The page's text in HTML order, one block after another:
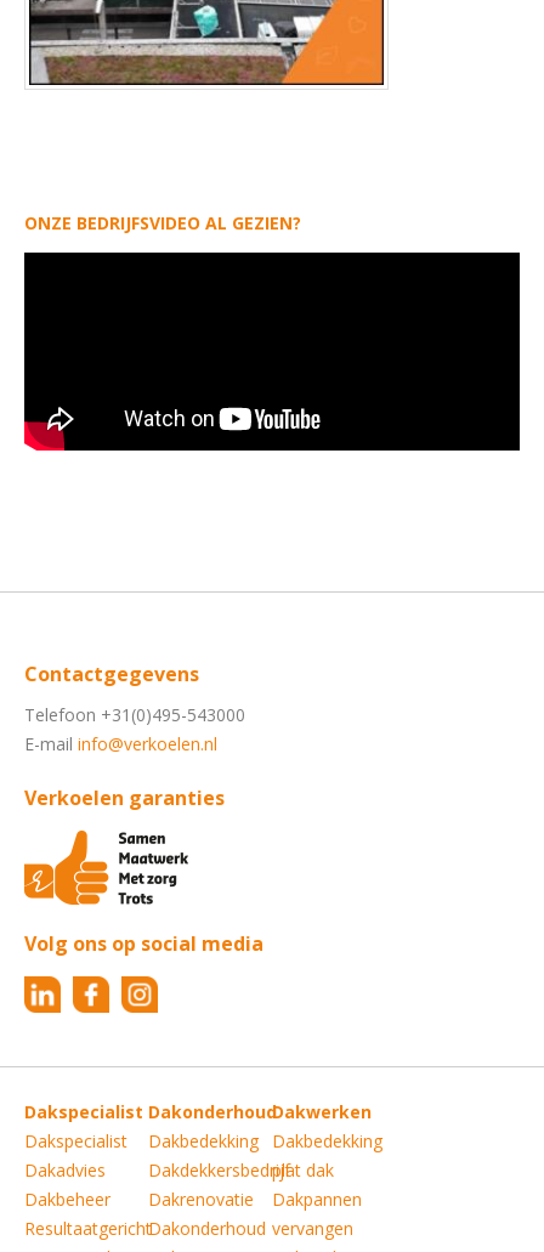
ONZE BEDRIJFSVIDEO AL GEZIEN?
Contactgegevens
Telefoon +31(0)495-543000
E-mail info@verkoelen.nl
Verkoelen garanties
Volg ons op social media
Dakspecialist
Dakspecialist
Dakadvies
Dakbeheer
Resultaatgericht
Dakonderhoud
Dakbedekking
Dakdekkersbedrijf
Dakrenovatie
Dakonderhoud
Dakwerken
Dakbedekking
plat dak
Dakpannen
vervangen